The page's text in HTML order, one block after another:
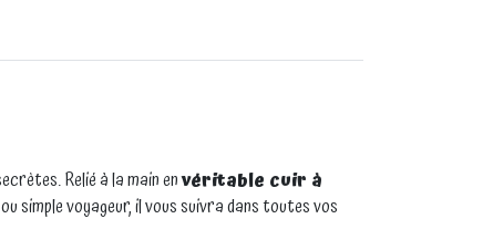
Relié à la main envéritable cuir à
simple voyageur, il vous suivra dans toutes vos